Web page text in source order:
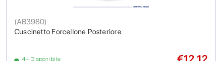
Cuscinetto Forcellone Posteriore
(AB3980)
4+ Disponibile